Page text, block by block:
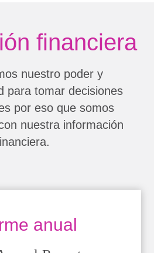
financiera
nuestro poder y
para tomar decisiones
por eso que somos
nuestra información
anual